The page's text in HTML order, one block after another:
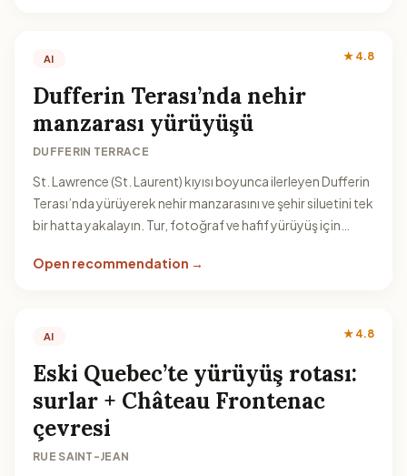
AI ★ 4.8
Dufferin Terası’nda nehir
manzarası yürüyüşü
DUFFERIN TERRACE
St. Lawrence (St. Laurent) kıyısı boyunca ilerleyen Dufferin
Terası’nda yürüyerek nehir manzarasını ve şehir siluetini tek
bir hatta yakalayın. Tur, fotoğraf ve hafif yürüyüş için
Open recommendation →
AI ★ 4.8
Eski Quebec’te yürüyüş rotası:
surlar + Château Frontenac
çevresi
RUE SAINT-JEAN